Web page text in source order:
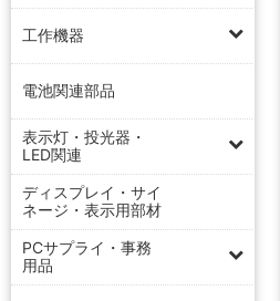
工作機器
電池関連部品
表示灯・投光器・
LED関連
ディスプレイ・サイ
ネージ・表示用部材
PCサプライ・事務
用品